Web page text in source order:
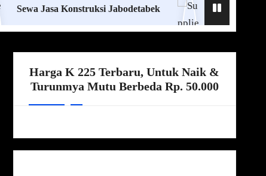
Konstruksi Jabodetabek Supplier Ready Mix
Harga K 225 Terbaru, Untuk Naik &
Turunmya Mutu Berbeda Rp. 50.000